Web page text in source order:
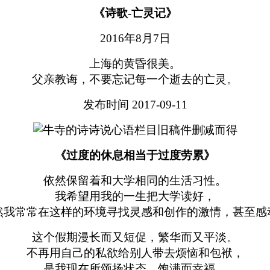
《诗歌-亡灵记》
2016年8月7日
上海的黄昏很美。
父亲教诲，不要忘记每一个逝去的亡灵。
发布时间 2017-09-11
《过度的休息相当于过度劳累》
依然保留着和大学相同的生活习性。
我希望用我的一生把大学读好，
我常常在这样的环境寻找灵感和创作的激情，甚至感
这个假期漫长而又短促，繁华而又平淡。
不再用自己的私欲给别人带去烦恼和包袱，